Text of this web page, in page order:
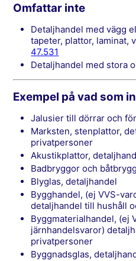
Omfattar inte
detaljhandel med vägg eller golvbeläggningar, t.ex.
tapeter, plattor, laminat,
47.531
detaljhandel med stora
Exempel på vad som
Jalusier till dörrar och
Marksten, stenplattor, detaljhandel till hushåll och
privatpersoner
Akustikplattor,
Badbryggor och
Blyglas, detaljhandel
Bygghandel, (ej VVS-varor eller järnhandelsvaror),
detaljhandel till hushåll
Byggmaterialhandel, (ej VVS-varor eller
järnhandelsvaror)
privatpersoner
Byggnadsglas,